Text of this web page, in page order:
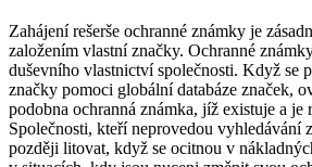
Zahájení rešerše ochranné známky je
založením vlastní značky. Ochranné
duševního vlastnictví společnosti. Když se
značky pomoci globální databáze značek,
podobna ochranná známka, jíž existuje a je
Společnosti, kteří neprovedou vyhledávání
později litovat, když se ocitnou v